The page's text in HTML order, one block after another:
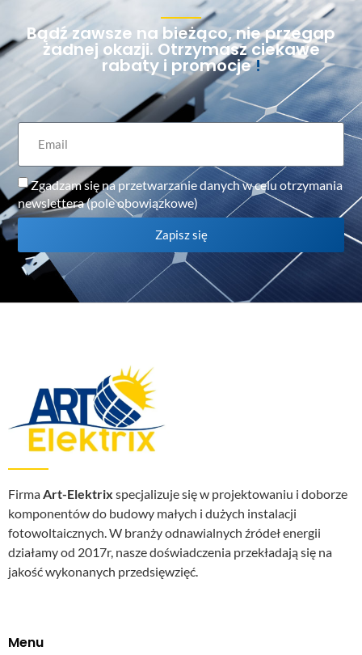
Bądź zawsze na bieżąco, nie przegap
żadnej okazji. Otrzymasz ciekawe
rabaty i promocje!
Zgadzam się na przetwarzanie danych w celu otrzymania
newslettera (pole obowiązkowe)
Zapisz się
FirmaArt-Elektrix specjalizuje się w projektowaniu i doborze
komponentów do budowy małych i dużych instalacji
fotowoltaicznych. W branży odnawialnych źródeł energii
działamy od 2017r, nasze doświadczenia przekładają się na
jakość wykonanych przedsięwzięć.
Menu